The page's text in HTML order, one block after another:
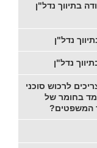
בתיווך נדל"ן
נדל"ן
נדל"ן
לרכוש סוכני
בחומר של
המשפטים?